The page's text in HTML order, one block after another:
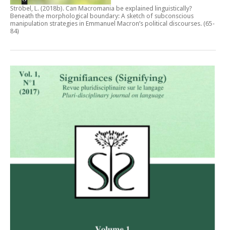
Ströbel, L. (2018b). Can Macromania be explained linguistically?
Beneath the morphological boundary: A sketch of subconscious
manipulation strategies in Emmanuel Macron’s political discourses. (65-
84)